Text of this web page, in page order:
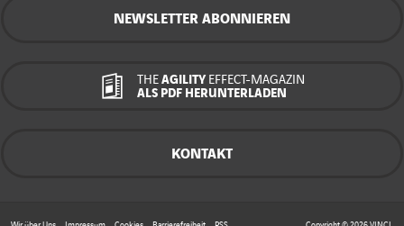
NEWSLETTER ABONNIEREN
THE AGILITY EFFECT-MAGAZIN
ALS PDF HERUNTERLADEN
KONTAKT